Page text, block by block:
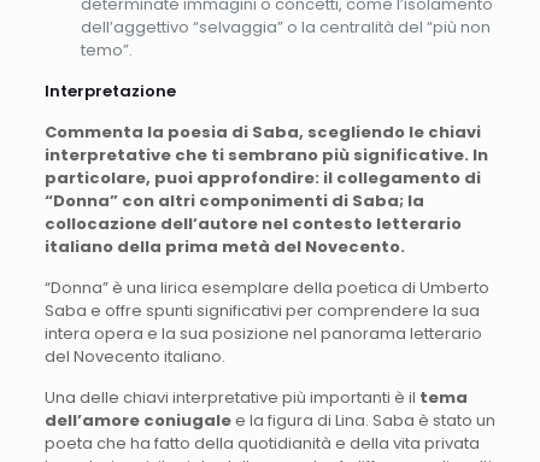
dell’aggettivo “selvaggia” o la centralità del “più non
temo”.
Interpretazione
Commenta la poesia di Saba, scegliendo le chiavi
interpretative che ti sembrano più significative. In
particolare, puoi approfondire: il collegamento di
“Donna” con altri componimenti di Saba; la
collocazione dell’autore nel contesto letterario
italiano della prima metà del Novecento.
“Donna” è una lirica esemplare della poetica di Umberto
Saba e offre spunti significativi per comprendere la sua
intera opera e la sua posizione nel panorama letterario
del Novecento italiano.
Una delle chiavi interpretative più importanti è il tema
dell’amore coniugalee la figura di Lina. Saba è stato un
poeta che ha fatto della quotidianità e della vita privata